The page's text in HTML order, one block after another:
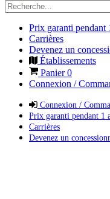
Prix garanti pendant
Carrières
Devenez un
Établissements
Panier0
Connexion /
Connexion /
Prix garanti pendant 1
Carrières
Devenez un